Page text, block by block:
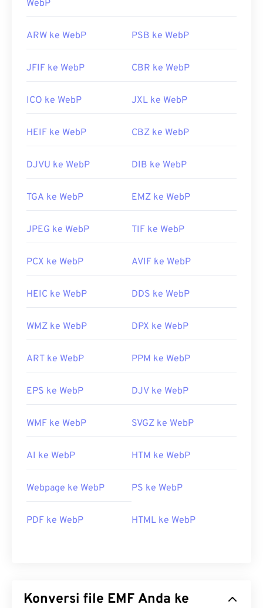
WebP
ARW ke WebP PSB ke WebP
JFIF ke WebP CBR ke WebP
ICO ke WebP JXL ke WebP
HEIF ke WebP CBZ ke WebP
DJVU ke WebP DIB ke WebP
TGA ke WebP EMZ ke WebP
JPEG ke WebP TIF ke WebP
PCX ke WebP AVIF ke WebP
HEIC ke WebP DDS ke WebP
WMZ ke WebP DPX ke WebP
ART ke WebP PPM ke WebP
EPS ke WebP DJV ke WebP
WMF ke WebP SVGZ ke WebP
AI ke WebP HTM ke WebP
Webpage ke WebP PS ke WebP
PDF ke WebP HTML ke WebP
Konversi file EMF Anda ke